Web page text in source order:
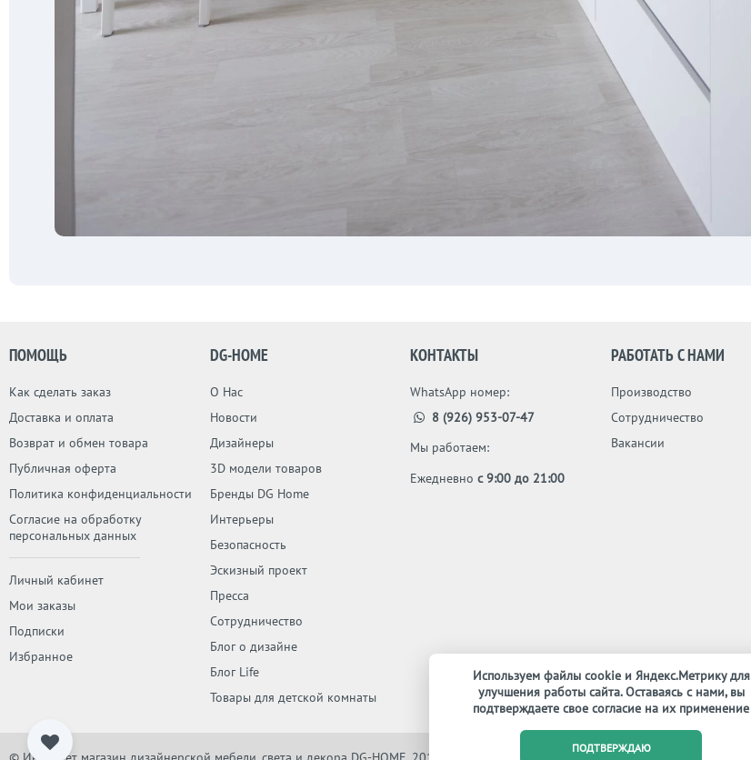
ПОМОЩЬ
Как сделать заказ
Доставка и оплата
Возврат и обмен товара
Публичная оферта
Политика конфиденциальности
Согласие на обработку
персональных данных
Личный кабинет
Мои заказы
Подписки
Избранное
DG-HOME
О Нас
Новости
Дизайнеры
3D модели товаров
Бренды DG Home
Интерьеры
Безопасность
Эскизный проект
Пресса
Сотрудничество
Блог о дизайне
Блог Life
Товары для детской комнаты
КОНТАКТЫ
WhatsApp номер:
8 (926) 953-07-47
Мы работаем:
Ежедневнос 9:00 до 21:00
РАБОТАТЬ С НАМИ
Производство
Сотрудничество
Вакансии
Используем файлы cookie и Яндекс.Метрику для
улучшения работы сайта. Оставаясь с нами, вы
подтверждаете свое согласие на их применение
ПОДТВЕРЖДАЮ